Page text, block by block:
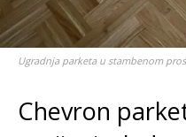
Ugradnja parketa u stambenom
Chevron